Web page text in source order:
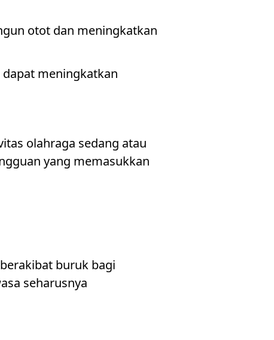
otot dan meningkatkan
meningkatkan
olahraga sedang atau
yang memasukkan
buruk bagi
seharusnya